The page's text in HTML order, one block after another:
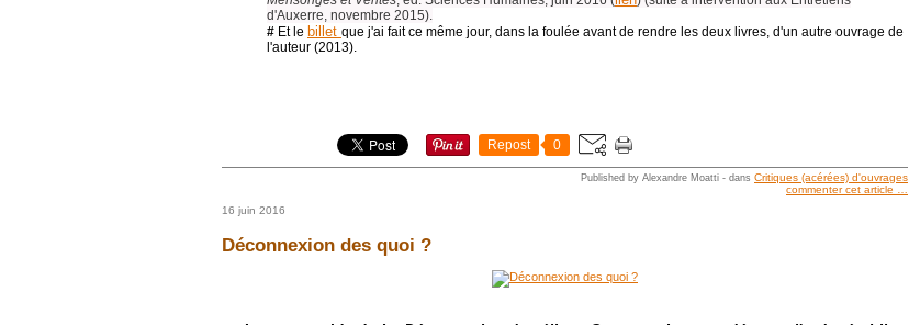
d'Auxerre, novembre 2015).
# Et le billet que j'ai fait ce même jour, dans la foulée avant de rendre les deux livres, d'un autre ouvrage de
l'auteur (2013).
Repost 0
Published by Alexandre Moatti - dans Critiques (acérées) d'ouvrages
commenter cet article
16 juin 2016
Déconnexion des quoi ?